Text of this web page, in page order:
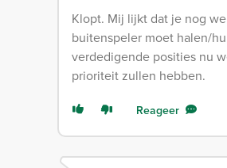
Klopt. Mij lijkt dat je nog
buitenspeler moet halen/
verdedigende posities nu
prioriteit zullen hebben.
Reageer